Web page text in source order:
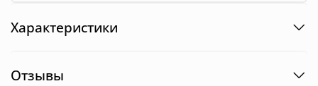
Характеристики
Отзывы